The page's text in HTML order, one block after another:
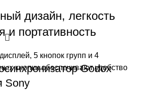
дизайн, легкость
и портативность
5 кнопок групп и 4
кнопки обеспечивают удобство
Godox
Sony